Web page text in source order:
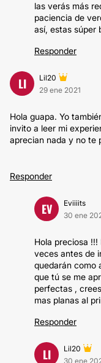
las verás más
paciencia de
así, estas súper
Responder
LI
Lil20
29 ene 2021
Hola guapa. Yo
invito a leer mi
aprecian nada y no te
Responder
EV
Eviiiits
30 ene
Hola preciosa
veces antes de
quedarán como
que tú se me
perfectas ,
mas planas al
Responder
LI
Lil20
30 ene